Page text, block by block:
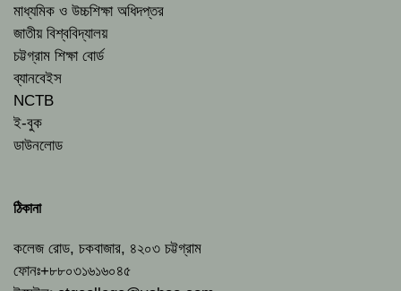
মাধ্যমিক ও উচ্চশিক্ষা অধিদপ্তর
জাতীয় বিশ্ববিদ্যালয়
চট্টগ্রাম শিক্ষা বোর্ড
ব্যানবেইস
NCTB
ই-বুক
ডাউনলোড
ঠিকানা
কলেজ রোড, চকবাজার, ৪২০৩ চট্টগ্রাম
ফোনঃ+৮৮০৩১৬১৬০৪৫